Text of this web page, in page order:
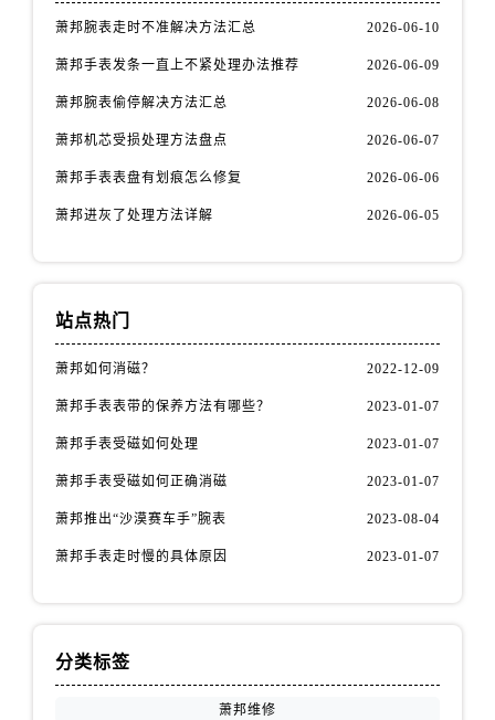
萧邦腕表走时不准解决方法汇总 2026-06-10
萧邦手表发条一直上不紧处理办法推荐 2026-06-09
萧邦腕表偷停解决方法汇总 2026-06-08
萧邦机芯受损处理方法盘点 2026-06-07
萧邦手表表盘有划痕怎么修复 2026-06-06
萧邦进灰了处理方法详解 2026-06-05
站点热门
萧邦如何消磁？ 2022-12-09
萧邦手表表带的保养方法有哪些？ 2023-01-07
萧邦手表受磁如何处理 2023-01-07
萧邦手表受磁如何正确消磁 2023-01-07
萧邦推出“沙漠赛车手”腕表 2023-08-04
萧邦手表走时慢的具体原因 2023-01-07
分类标签
萧邦维修